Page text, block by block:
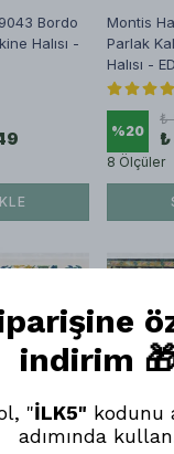
Bordo
Halısı -
Montis
Parlak
Halısı -
%20
₺
8 Ölçüler
indirim
"İLK5" kodunu
adımında